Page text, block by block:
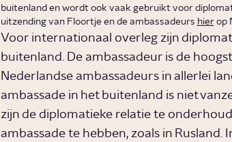
buitenland en wordt ook vaak gebruikt voor
uitzending van Floortje en de ambassadeurs hierop
Voor internationaal overleg zijn
buitenland. De ambassadeur is de
Nederlandse ambassadeurs in allerlei
ambassade in het buitenland is niet
zijn de diplomatieke relatie te
ambassade te hebben, zoals in Rusland.